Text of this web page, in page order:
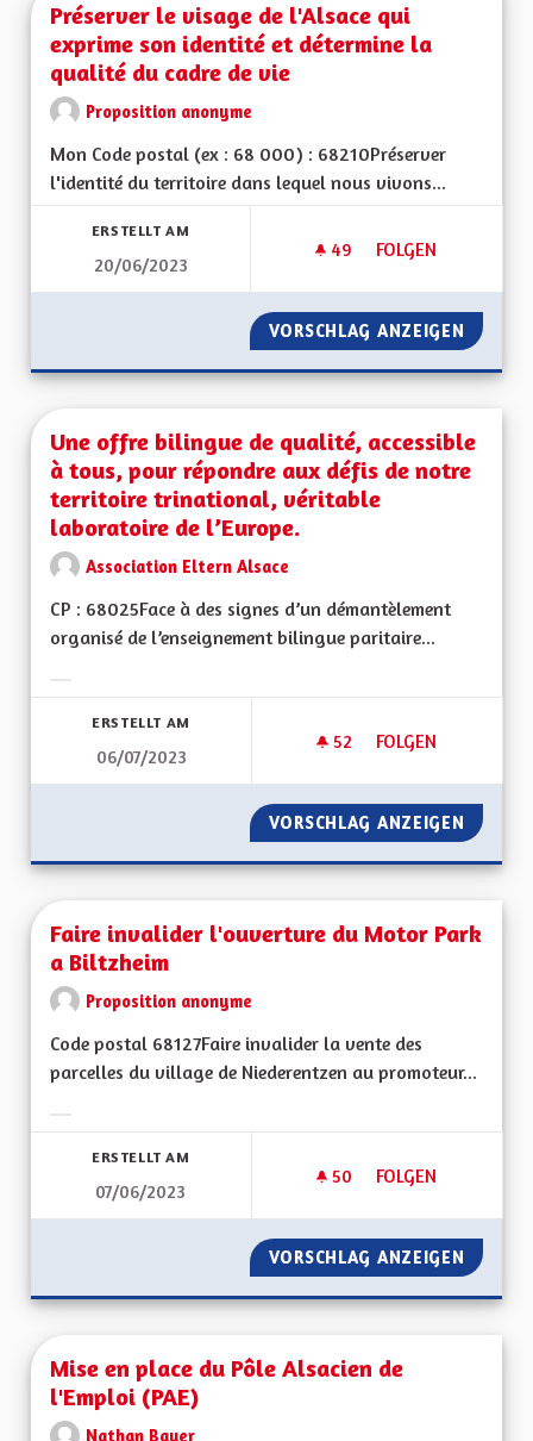
Préserver le visage de l'Alsace qui
exprime son identité et détermine la
qualité du cadre de vie
Proposition anonyme
Mon Code postal (ex : 68 000) : 68210Préserver
l'identité du territoire dans lequel nous vivons...
ERSTELLT AM
20/06/2023
49 49 FOLLOWER
FOLGEN
PRÉSERVER LE
VORSCHLAG ANZEIGEN
Une offre bilingue de qualité, accessible
à tous, pour répondre aux défis de notre
territoire trinational, véritable
laboratoire de l’Europe.
Association Eltern Alsace
CP : 68025Face à des signes d’un démantèlement
organisé de l’enseignement bilingue paritaire...
ERSTELLT AM
06/07/2023
52 52 FOLLOWER
FOLGEN
UNE OFFRE
VORSCHLAG ANZEIGEN UNE
Faire invalider l'ouverture du Motor Park
a Biltzheim
Proposition anonyme
Code postal 68127Faire invalider la vente des
parcelles du village de Niederentzen au promoteur...
ERSTELLT AM
07/06/2023
50 50 FOLLOWER
FOLGEN
FAIRE INVALIDER
VORSCHLAG ANZEIGEN FAIRE
Mise en place du Pôle Alsacien de
l'Emploi (PAE)
Nathan Bauer